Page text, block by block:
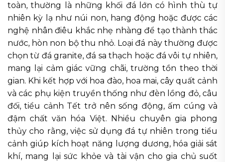
toàn, thường là những khối đá lớn có hình thù tự
nhiên kỳ lạ như núi non, hang động hoặc được các
nghệ nhân điêu khắc nhẹ nhàng để tạo thành thác
nước, hòn non bộ thu nhỏ. Loại đá này thường được
chọn từ đá granite, đá sa thạch hoặc đá vôi tự nhiên,
mang lại cảm giác vững chãi, trường tồn theo thời
gian. Khi kết hợp với hoa đào, hoa mai, cây quất cảnh
và các phụ kiện truyền thống như đèn lồng đỏ, câu
đối, tiểu cảnh Tết trở nên sống động, ấm cúng và
đậm chất văn hóa Việt. Nhiều chuyên gia phong
thủy cho rằng, việc sử dụng đá tự nhiên trong tiểu
cảnh giúp kích hoạt năng lượng dương, hóa giải sát
khí, mang lại sức khỏe và tài vận cho gia chủ suốt